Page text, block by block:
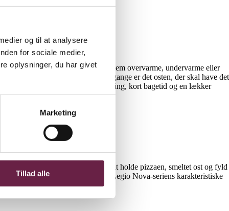
og til at analysere
for sociale medier,
oplysninger, du har givet
Marketing
Tillad alle
til 60 minutter. Du kan vælge mellem overvarme, undervarme eller
ekstra undervarme, og andre gange er det osten, der skal have det
som giver en jævn varmefordeling, kort bagetid og en lækker
kanter, der hjælper med at holde pizzaen, smeltet ost og fyld
hvidt porcelæn og prydet med Legio Nova-seriens karakteristiske